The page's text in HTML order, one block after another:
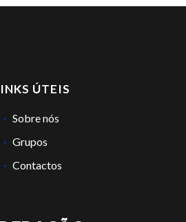
ÚTEIS
Sobre nós
Grupos
Contactos